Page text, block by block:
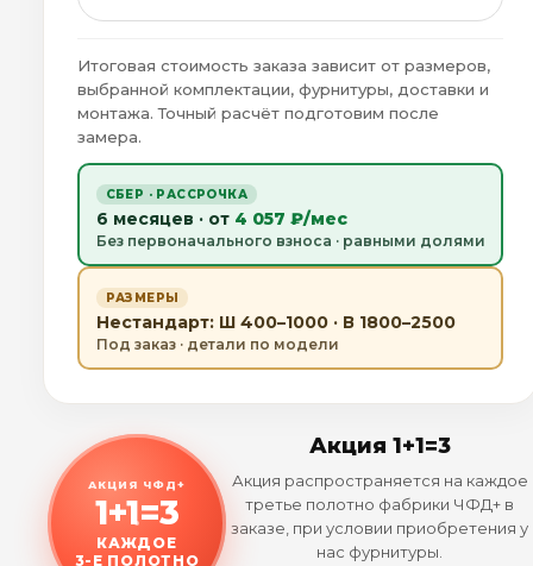
Итоговая стоимость заказа зависит от размеров,
выбранной комплектации, фурнитуры, доставки и
монтажа. Точный расчёт подготовим после
замера.
СБЕР · РАССРОЧКА
6 месяцев · от 4 057 ₽/мес
Без первоначального взноса · равными долями
РАЗМЕРЫ
Нестандарт: Ш 400–1000 · В 1800–2500
Под заказ · детали по модели
АКЦИЯ ЧФД+
1+1=3
КАЖДОЕ
3-Е ПОЛОТНО
Акция 1+1=3
Акция распространяется на каждое
третье полотно фабрики ЧФД+ в
заказе, при условии приобретения у
нас фурнитуры.